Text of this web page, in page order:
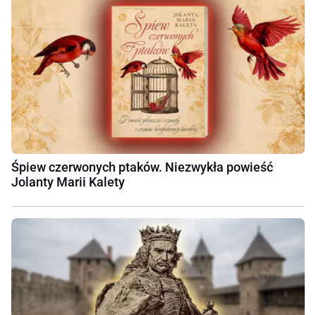
Śpiew czerwonych ptaków. Niezwykła powieść
Jolanty Marii Kalety